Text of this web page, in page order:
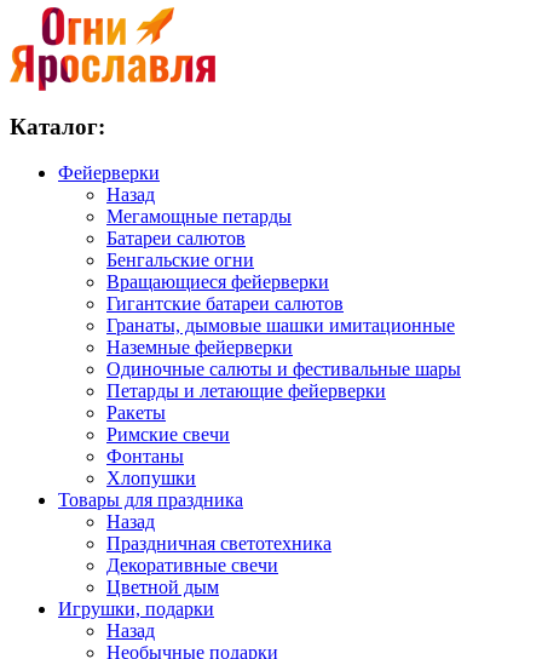
Каталог:
Фейерверки
Назад
Мегамощные петарды
Батареи салютов
Бенгальские огни
Вращающиеся фейерверки
Гигантские батареи салютов
Гранаты, дымовые шашки имитационные
Наземные фейерверки
Одиночные салюты и фестивальные шары
Петарды и летающие фейерверки
Ракеты
Римские свечи
Фонтаны
Хлопушки
Товары для праздника
Назад
Праздничная светотехника
Декоративные свечи
Цветной дым
Игрушки, подарки
Назад
Необычные подарки